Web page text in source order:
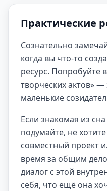
Практические
Сознательно
когда вы что-то
ресурс. Попробуйте
творческих актов»
маленькие
Если знакомая из
подумайте, не
совместный проект
время за общим
диалог с этой
себя, что ещё она